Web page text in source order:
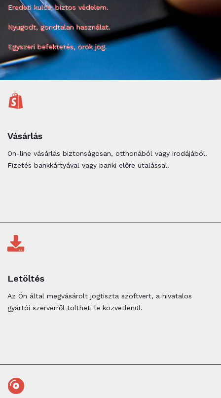
Eredeti kulcs, biztos védelem.
Nyugodt, gondtalan használat.
Egyszeri befektetés, örök jog.
Vásárlás
On-line vásárlás biztonságosan, otthonából vagy irodájából.
Fizetés bankkártyával vagy banki előre utalással.
Letöltés
Az Ön által megvásárolt jogtiszta szoftvert, a hivatalos
gyártói szerverről töltheti le közvetlenül.